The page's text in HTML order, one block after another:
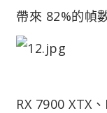
帶來 82%的幀
RX 7900 XTX